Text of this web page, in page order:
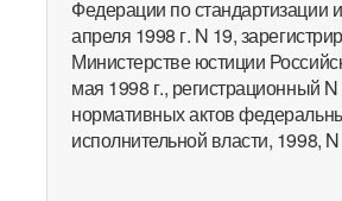
Федерации по стандартизации
апреля 1998 г. N 19,
Министерстве юстиции
мая 1998 г., регистрационный
нормативных актов
исполнительной власти, 1998,